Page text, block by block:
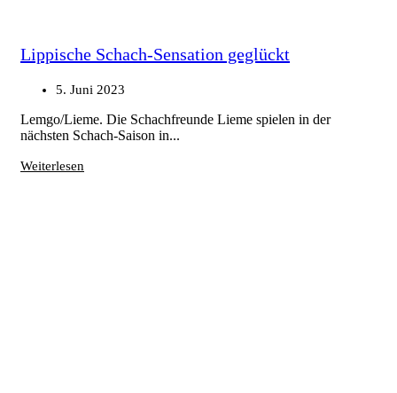
Lippische Schach-Sensation geglückt
5. Juni 2023
Lemgo/Lieme. Die Schachfreunde Lieme spielen in der
nächsten Schach-Saison in...
Weiterlesen